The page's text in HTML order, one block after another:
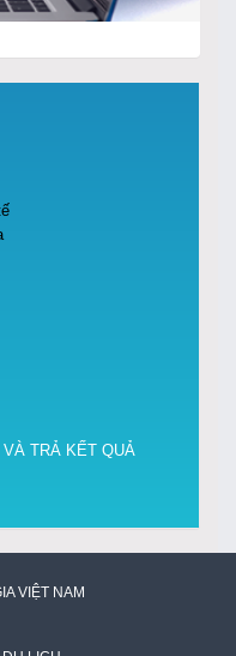
TRẢ KẾT QUẢ
VIỆT NAM